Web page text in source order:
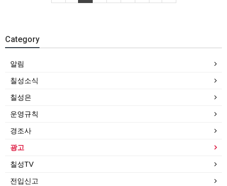
Category
알림
칠성소식
칠성은
운영규칙
경조사
광고
칠성TV
전입신고